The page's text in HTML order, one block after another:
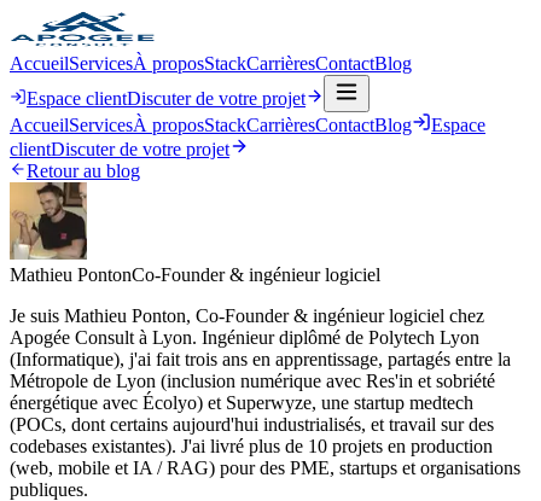
AccueilServicesÀ proposStackCarrièresContactBlog
Espace clientDiscuter de votre projet
AccueilServicesÀ proposStackCarrièresContactBlog
Espace
clientDiscuter de votre projet
Retour au blog
Mathieu PontonCo-Founder & ingénieur logiciel
Je suis Mathieu Ponton, Co-Founder & ingénieur logiciel chez
Apogée Consult à Lyon. Ingénieur diplômé de Polytech Lyon
(Informatique), j'ai fait trois ans en apprentissage, partagés entre la
Métropole de Lyon (inclusion numérique avec Res'in et sobriété
énergétique avec Écolyo) et Superwyze, une startup medtech
(POCs, dont certains aujourd'hui industrialisés, et travail sur des
codebases existantes). J'ai livré plus de 10 projets en production
(web, mobile et IA / RAG) pour des PME, startups et organisations
publiques.